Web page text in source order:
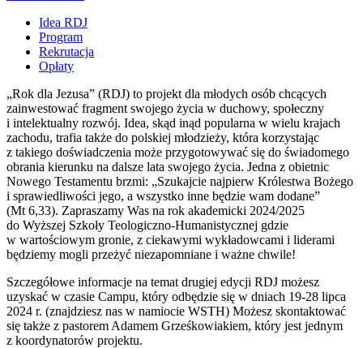
Idea RDJ
Program
Rekrutacja
Opłaty
„Rok dla Jezusa” (RDJ) to projekt dla młodych osób chcących
zainwestować fragment swojego życia w duchowy, społeczny
i intelektualny rozwój. Idea, skąd inąd popularna w wielu krajach
zachodu, trafia także do polskiej młodzieży, która korzystając
z takiego doświadczenia może przygotowywać się do świadomego
obrania kierunku na dalsze lata swojego życia. Jedna z obietnic
Nowego Testamentu brzmi: „Szukajcie najpierw Królestwa Bożego
i sprawiedliwości jego, a wszystko inne będzie wam dodane”
(Mt 6,33). Zapraszamy Was na rok akademicki 2024/2025
do Wyższej Szkoły Teologiczno-Humanistycznej gdzie
w wartościowym gronie, z ciekawymi wykładowcami i liderami
będziemy mogli przeżyć niezapomniane i ważne chwile!
Szczegółowe informacje na temat drugiej edycji RDJ możesz
uzyskać w czasie Campu, który odbędzie się w dniach 19-28 lipca
2024 r. (znajdziesz nas w namiocie WSTH) Możesz skontaktować
się także z pastorem Adamem Grześkowiakiem, który jest jednym
z koordynatorów projektu.